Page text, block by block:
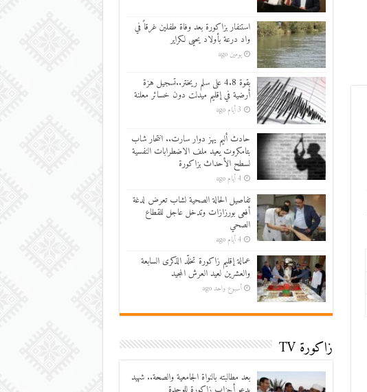
استنفار بزاكورة بعد وفاة طفلين غرقاً في
واد درعة بأولاد يحيى لكراير
يومين ago
بقوة 4.8 على سلم ريختر..تسجيل هزة
أرضية في إقليم ميدلت دون خسائر معلنة
3 أيام ago
حادث أليم يهز دوار سارت.. انتحار شاب
بتامكروت يعيد ملف الاضطرابات النفسية
لسطح الأحداث بزاكورة
4 أيام ago
تفاصيل الحالة الصحية لشاب تعرض لدغة
أفعى بورزازات وتدخل عاجل للقطاع
الصحي
4 أيام ago
عمالة إقليم زاكورة تخلّد الذكرى السابعة
والعشرين لعيد العرش المجيد
أسبوع واحد ago
زاكورة TV
بعد مطالبته بالنواة الجامعية والصحة.. شهيد